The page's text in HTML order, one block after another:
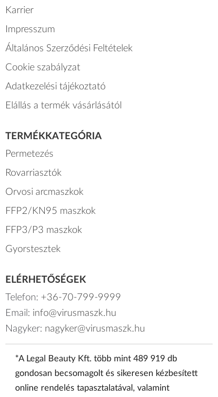
Karrier
Impresszum
Általános Szerződési Feltételek
Cookie szabályzat
Adatkezelési tájékoztató
Elállás a termék vásárlásától
TERMÉKKATEGÓRIA
Permetezés
Rovarriasztók
Orvosi arcmaszkok
FFP2/KN95 maszkok
FFP3/P3 maszkok
Gyorstesztek
ELÉRHETŐSÉGEK
Telefon: +36-70-799-9999
Email: info@virusmaszk.hu
Nagyker: nagyker@virusmaszk.hu
*A Legal Beauty Kft. több mint 489 919 db
gondosan becsomagolt és sikeresen kézbesített
online rendelés tapasztalatával, valamint